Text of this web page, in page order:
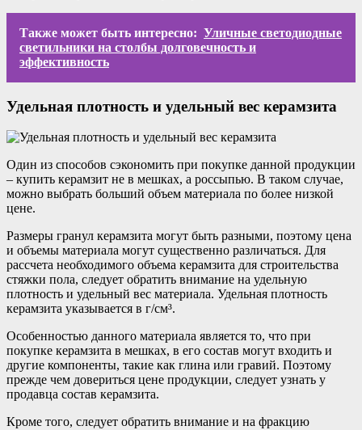
Также может быть интересно: Уличные светодиодные
светильники на столбы долговечность и
эффективность
Удельная плотность и удельный вес керамзита
Один из способов сэкономить при покупке данной продукции
– купить керамзит не в мешках, а россыпью. В таком случае,
можно выбрать больший объем материала по более низкой
цене.
Размеры гранул керамзита могут быть разными, поэтому цена
и объемы материала могут существенно различаться. Для
рассчета необходимого объема керамзита для строительства
стяжки пола, следует обратить внимание на удельную
плотность и удельный вес материала. Удельная плотность
керамзита указывается в г/см³.
Особенностью данного материала является то, что при
покупке керамзита в мешках, в его состав могут входить и
другие компоненты, такие как глина или гравий. Поэтому
прежде чем довериться цене продукции, следует узнать у
продавца состав керамзита.
Кроме того, следует обратить внимание и на фракцию